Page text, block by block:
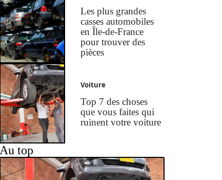
Les plus grandes
casses automobiles
en Île-de-France
pour trouver des
pièces
Voiture
Top 7 des choses
que vous faites qui
ruinent votre voiture
Au top